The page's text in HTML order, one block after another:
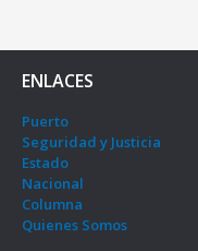
ENLACES
Puerto
Seguridad y Justicia
Estado
Nacional
Columna
Quienes Somos